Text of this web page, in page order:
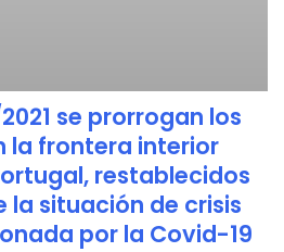
se prorrogan los
la frontera interior
restablecidos
la situación de crisis
por la Covid-19